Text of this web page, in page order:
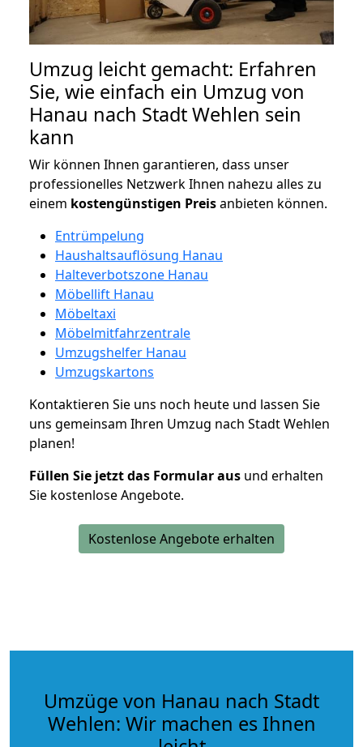
Umzug leicht gemacht: Erfahren
Sie, wie einfach ein Umzug von
Hanau nach Stadt Wehlen sein
kann
Wir können Ihnen garantieren, dass unser
professionelles Netzwerk Ihnen nahezu alles zu
einem kostengünstigen Preisanbieten können.
Entrümpelung
Haushaltsauflösung Hanau
Halteverbotszone Hanau
Möbellift Hanau
Möbeltaxi
Möbelmitfahrzentrale
Umzugshelfer Hanau
Umzugskartons
Kontaktieren Sie uns noch heute und lassen Sie
uns gemeinsam Ihren Umzug nach Stadt Wehlen
planen!
Füllen Sie jetzt das Formular aus und erhalten
Sie kostenlose Angebote.
Kostenlose Angebote erhalten
Umzüge von Hanau nach Stadt
Wehlen: Wir machen es Ihnen